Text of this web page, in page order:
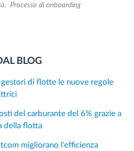
Processo di onboarding
BLOG
gestori di flotte le nuove regole
del carburante del 6% grazie a
della flotta
migliorano l'efficienza